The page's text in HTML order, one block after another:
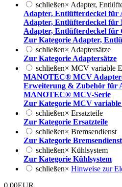
schließen× Adapter,
Adapter, Entlüfterdeckel für
Adapter, Entlüfterdeckel
Adapter, Entlüfterdeckel für
Zur Kategorie Adapter,
schließen× Adaptersätze
Zur Kategorie Adaptersätze
schließen× MCV variable
MANOTEC® MCV
Erweiterung & Zubehör für
MANOTEC® MCV-Serie
Zur Kategorie MCV
schließen× Ersatzteile
Zur Kategorie Ersatzteile
schließen× Bremsendienst
Zur Kategorie Bremsendienst
schließen× Kühlsystem
Zur Kategorie Kühlsystem
schließen× Hinweise zur
0,00EUR